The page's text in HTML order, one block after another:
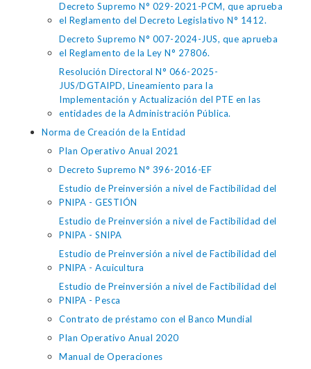
Decreto Supremo N° 029-2021-PCM, que aprueba
el Reglamento del Decreto Legislativo N° 1412.
Decreto Supremo N° 007-2024-JUS, que aprueba
el Reglamento de la Ley N° 27806.
Resolución Directoral N° 066-2025-
JUS/DGTAIPD, Lineamiento para la
Implementación y Actualización del PTE en las
entidades de la Administración Pública.
Norma de Creación de la Entidad
Plan Operativo Anual 2021
Decreto Supremo N° 396-2016-EF
Estudio de Preinversión a nivel de Factibilidad del
PNIPA - GESTIÓN
Estudio de Preinversión a nivel de Factibilidad del
PNIPA - SNIPA
Estudio de Preinversión a nivel de Factibilidad del
PNIPA - Acuicultura
Estudio de Preinversión a nivel de Factibilidad del
PNIPA - Pesca
Contrato de préstamo con el Banco Mundial
Plan Operativo Anual 2020
Manual de Operaciones